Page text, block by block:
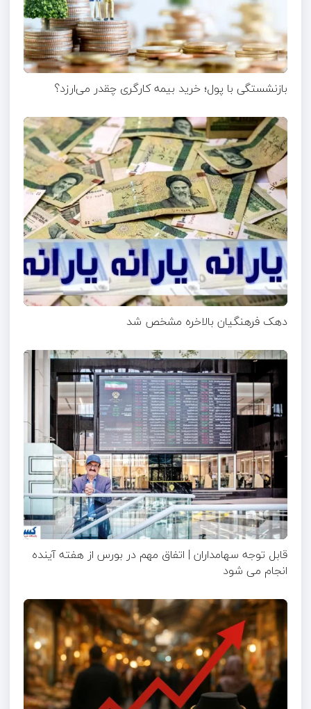
بازنشستگی با پول؛ خرید بیمه کارگری چقدر می‌ارزد؟
دهک فرهنگیان بالاخره مشخص شد
قابل توجه سهامداران | اتفاق مهم در بورس از هفته آینده
انجام می شود